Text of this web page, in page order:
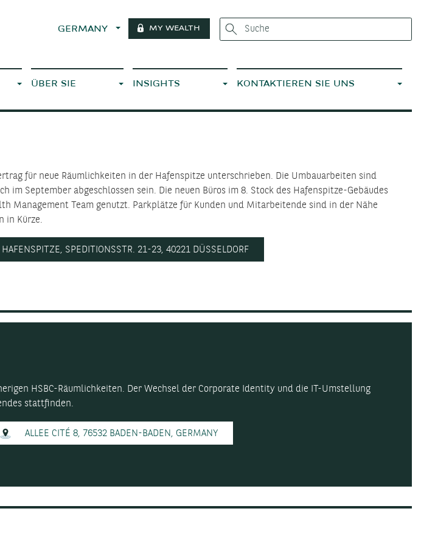
GERMANY MY WEALTH
ÜBER SIE INSIGHTS KONTAKTIEREN SIE UNS
für neue Räumlichkeiten in der Hafenspitze unterschrieben. Die Umbauarbeiten sind
im September abgeschlossen sein. Die neuen Büros im 8. Stock des Hafenspitze-Gebäudes
Management Team genutzt. Parkplätze für Kunden und Mitarbeitende sind in der Nähe
in Kürze.
HAFENSPITZE, SPEDITIONSSTR. 21-23, 40221 DÜSSELDORF
HSBC-Räumlichkeiten. Der Wechsel der Corporate Identity und die IT-Umstellung
stattfinden.
ALLEE CITÉ 8, 76532 BADEN-BADEN, GERMANY